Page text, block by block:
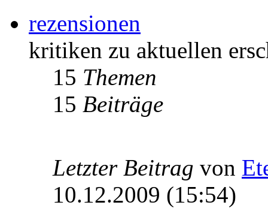
rezensionen
kritiken zu aktuellen
15 Themen
15 Beiträge
Letzter Beitrag von
10.12.2009 (15:54)